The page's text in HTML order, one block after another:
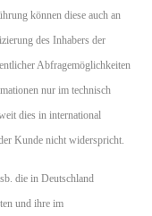
können diese auch an
des Inhabers der
Abfragemöglichkeiten
nur im technisch
dies in international
Kunde nicht widerspricht.
die in Deutschland
und ihre im